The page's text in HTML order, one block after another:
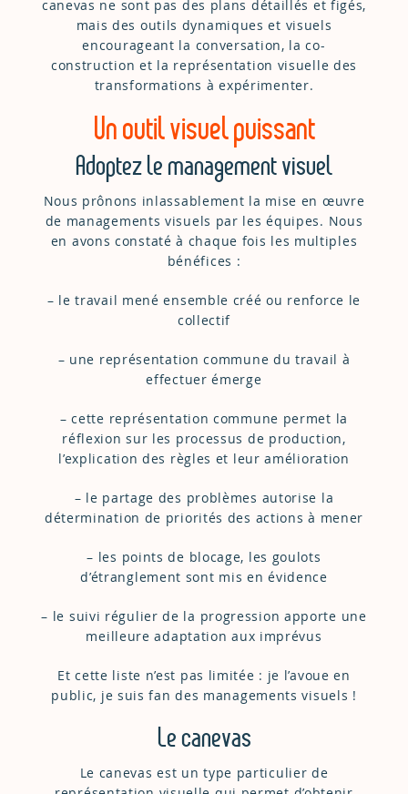
canevas ne sont pas des plans détaillés et figés,
mais des outils dynamiques et visuels
encourageant la conversation, la co-
construction et la représentation visuelle des
transformations à expérimenter.
Un outil visuel puissant
Adoptez le management visuel
Nous prônons inlassablement la mise en œuvre
de managements visuels par les équipes. Nous
en avons constaté à chaque fois les multiples
bénéfices :
– le travail mené ensemble créé ou renforce le
collectif
– une représentation commune du travail à
effectuer émerge
– cette représentation commune permet la
réflexion sur les processus de production,
l’explication des règles et leur amélioration
– le partage des problèmes autorise la
détermination de priorités des actions à mener
– les points de blocage, les goulots
d’étranglement sont mis en évidence
– le suivi régulier de la progression apporte une
meilleure adaptation aux imprévus
Et cette liste n’est pas limitée : je l’avoue en
public, je suis fan des managements visuels !
Le canevas
Le canevas est un type particulier de